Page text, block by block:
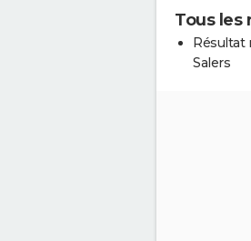
Tous les
Résultat
Salers